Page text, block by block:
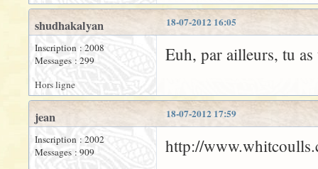
18-07-2012 16:05
shudhakalyan
Inscription : 2008
Messages : 299
Euh, par ailleurs, tu
Hors ligne
18-07-2012 17:59
jean
Inscription : 2002
Messages : 909
http://